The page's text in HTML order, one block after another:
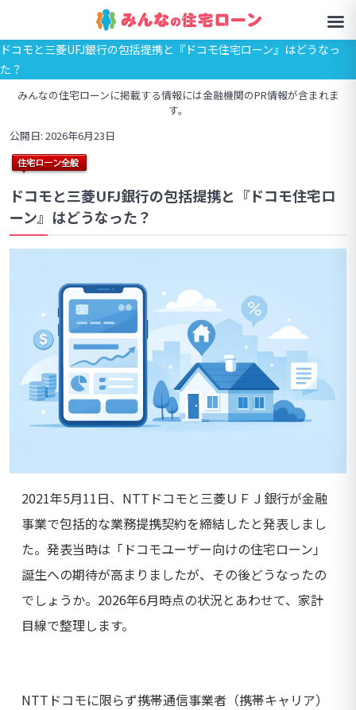
ドコモと三菱UFJ銀行の包括提携と『ドコモ住宅ローン』はどうなっ
た？
みんなの住宅ローンに掲載する情報には金融機関のPR情報が含まれま
す。
公開日: 2026年6月23日
ドコモと三菱UFJ銀行の包括提携と『ドコモ住宅ロ
ーン』はどうなった？
2021年5月11日、NTTドコモと三菱ＵＦＪ銀行が金融
事業で包括的な業務提携契約を締結したと発表しまし
た。発表当時は「ドコモユーザー向けの住宅ローン」
誕生への期待が高まりましたが、その後どうなったの
でしょうか。2026年6月時点の状況とあわせて、家計
目線で整理します。
NTTドコモに限らず携帯通信事業者（携帯キャリア）